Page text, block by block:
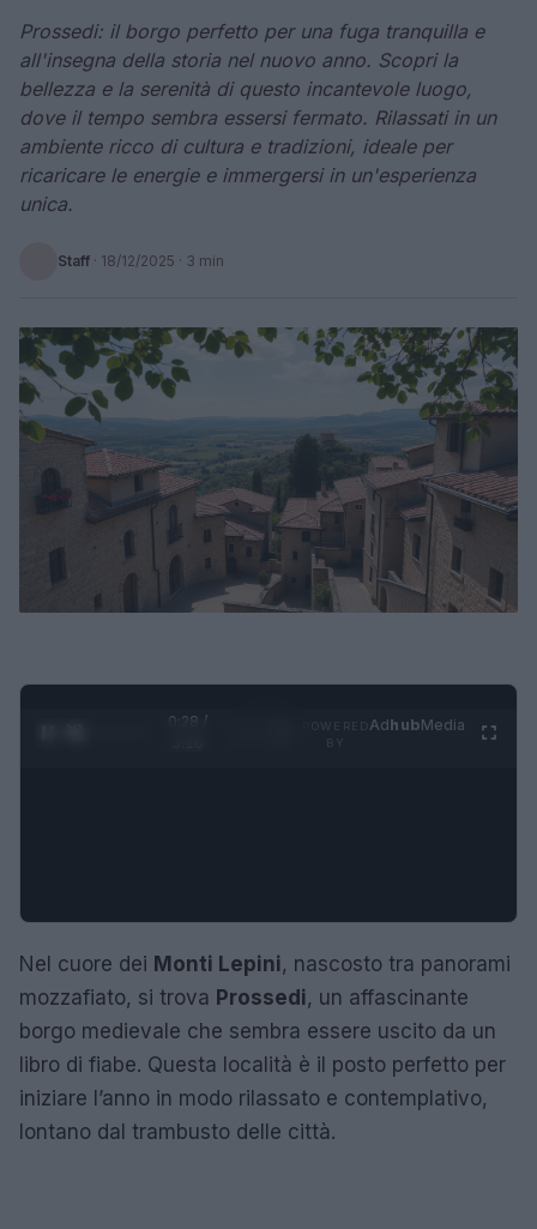
Prossedi: il borgo perfetto per una fuga tranquilla e
all'insegna della storia nel nuovo anno. Scopri la
bellezza e la serenità di questo incantevole luogo,
dove il tempo sembra essersi fermato. Rilassati in un
ambiente ricco di cultura e tradizioni, ideale per
ricaricare le energie e immergersi in un'esperienza
unica.
Staff · 18/12/2025 · 3 min
0:29 /
AdhubMedia
Nel cuore dei Monti Lepini, nascosto tra panorami
mozzafiato, si trova Prossedi, un affascinante
borgo medievale che sembra essere uscito da un
libro di fiabe. Questa località è il posto perfetto per
iniziare l’anno in modo rilassato e contemplativo,
lontano dal trambusto delle città.